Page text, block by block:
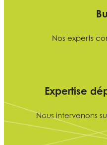
Nos experts
Expertise
Nous intervenons